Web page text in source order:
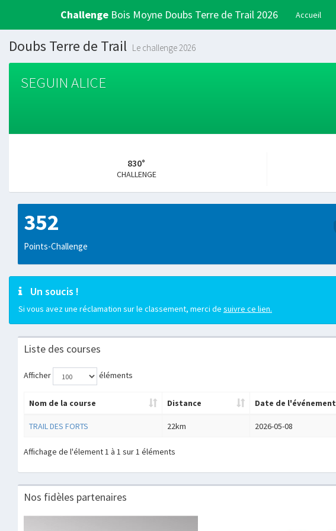
Challenge Bois Moyne Doubs Terre de Trail 2026 Accueil
Doubs Terre de Trail Le challenge 2026
SEGUIN ALICE
830°
CHALLENGE
352
Points-Challenge
Un soucis !
Si vous avez une réclamation sur le classement, merci de suivre ce lien.
Liste des courses
Afficher éléments
Nom de la course Distance Date de l'événement
TRAIL DES FORTS 22km 2026-05-08
Affichage de l'élement 1 à 1 sur 1 éléments
Nos fidèles partenaires